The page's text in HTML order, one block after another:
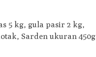
5 kg, gula pasir 2 kg,
Sarden ukuran 450g